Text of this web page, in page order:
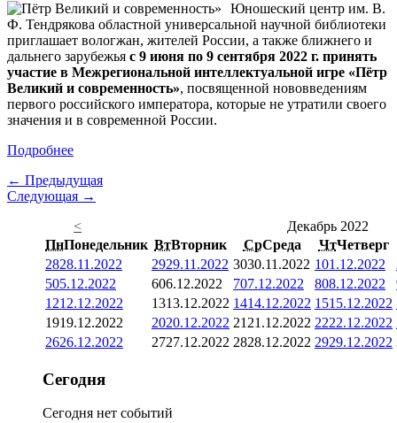
Юношеский центр им. В.
Ф. Тендрякова областной универсальной научной библиотеки
приглашает вологжан, жителей России, а также ближнего и
дальнего зарубежья с 9 июня по 9 сентября 2022 г. принять
участие в Межрегиональной интеллектуальной игре «Пётр
Великий и современность», посвященной нововведениям
первого российского императора, которые не утратили своего
значения и в современной России.
Подробнее
← Предыдущая
Следующая →
<
Декабрь 2022
ПнПонедельник ВтВторник СрСреда ЧтЧетверг
2828.11.2022 2929.11.2022 3030.11.2022 101.12.2022
505.12.2022 606.12.2022 707.12.2022 808.12.2022
1212.12.2022 1313.12.2022 1414.12.2022 1515.12.2022
1919.12.2022 2020.12.2022 21 21.12.2022 2222.12.2022
2626.12.2022 2727.12.2022 2828.12.2022 2929.12.2022
Сегодня
Сегодня нет событий